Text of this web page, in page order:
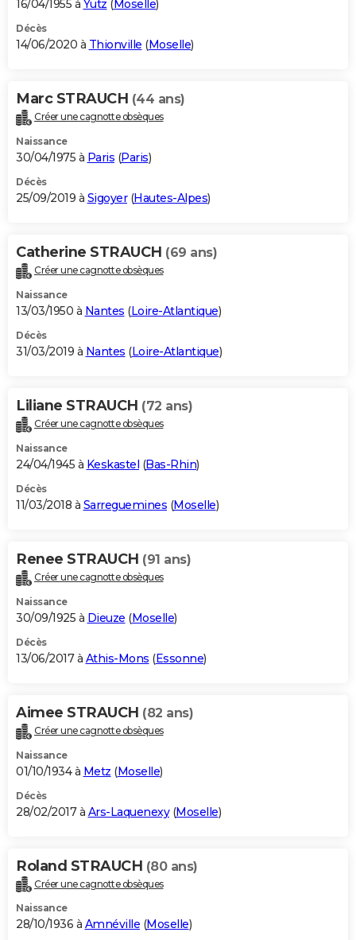
16/04/1955 à Yutz ( Moselle)
Décès
14/06/2020 à Thionville (Moselle)
Marc STRAUCH (44 ans)
Créer une cagnotte obsèques
Naissance
30/04/1975 à Paris (Paris)
Décès
25/09/2019 à Sigoyer(Hautes-Alpes)
Catherine STRAUCH (69 ans)
Créer une cagnotte obsèques
Naissance
13/03/1950 à Nantes (Loire-Atlantique)
Décès
31/03/2019 à Nantes (Loire-Atlantique)
Liliane STRAUCH (72 ans)
Créer une cagnotte obsèques
Naissance
24/04/1945 à Keskastel (Bas-Rhin)
Décès
11/03/2018 à Sarreguemines (Moselle)
Renee STRAUCH (91 ans)
Créer une cagnotte obsèques
Naissance
30/09/1925 à Dieuze (Moselle)
Décès
13/06/2017 à Athis-Mons (Essonne)
Aimee STRAUCH (82 ans)
Créer une cagnotte obsèques
Naissance
01/10/1934 à Metz (Moselle)
Décès
28/02/2017 à Ars-Laquenexy(Moselle)
Roland STRAUCH (80 ans)
Créer une cagnotte obsèques
Naissance
28/10/1936 à Amnéville (Moselle)